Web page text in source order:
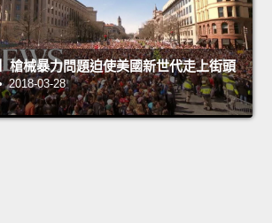
槍械暴力問題迫使美國新世代走上街頭
2018-03-28